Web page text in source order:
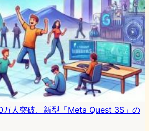
人突破、新型「Meta Quest 3S」の